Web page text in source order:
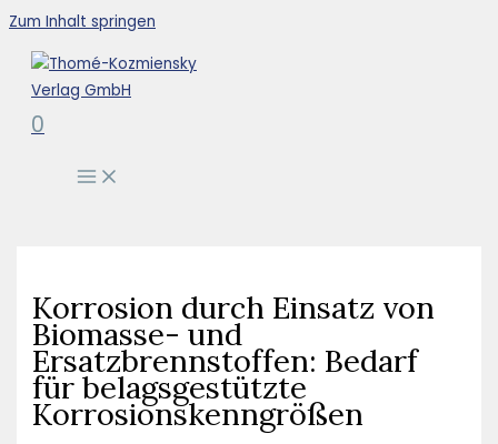
Zum Inhalt springen
0
Korrosion durch Einsatz von
Biomasse- und
Ersatzbrennstoffen: Bedarf
für belagsgestützte
Korrosionskenngrößen